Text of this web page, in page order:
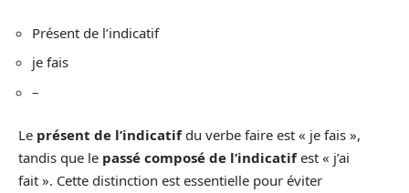
Présent de l’indicatif
je fais
–
Le présent de l’indicatifdu verbe faire est « je fais »,
tandis que le passé composé de l’indicatifest « j’ai
fait ». Cette distinction est essentielle pour éviter